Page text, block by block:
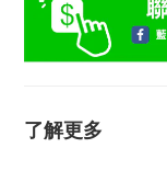
了解更多